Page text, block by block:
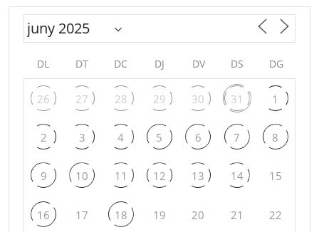
DL DT DC DJ DV DS DG
26 27 28 29 30 31 1
2 3 4 5 6 7 8
9 10 11 12 13 14 15
16 17 18 19 20 21 22